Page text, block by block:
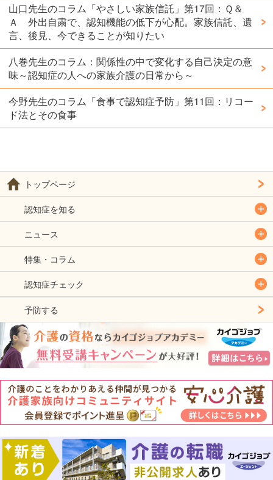
山口先生のコラム「やさしい家族信託」第17回：Ｑ＆
Ａ 外出自粛で、認知機能の低下が心配。家族信託、遺
言、後見、今できることが知りたい
八巻先生のコラム：関係性の中で変化する自己決定の意
味～認知症の人への家族介護の日常から～
今野先生のコラム「食事で認知症予防」第11回：リコー
ド法とその食事
トップページ
認知症を知る
ニュース
特集・コラム
認知症チェック
予防する